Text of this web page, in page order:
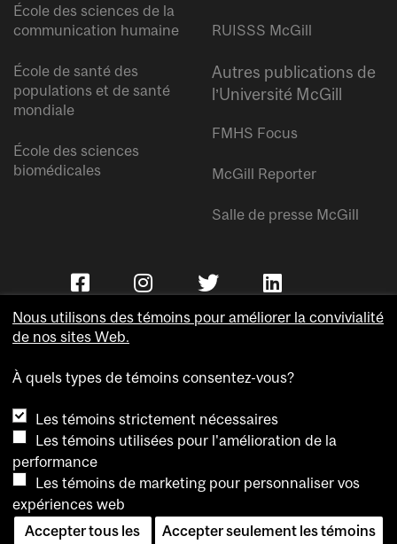
École des sciences de la
communication humaine
École de santé des
populations et de santé
mondiale
École des sciences
biomédicales
RUISSS McGill
Autres publications de
l’Université McGill
FMHS Focus
McGill Reporter
Salle de presse McGill
Accessibilité
Confidentialité
Avis sur les témoins
Nous utilisons des témoins pour améliorer la convivialité
de nos sites Web.
À quels types de témoins consentez-vous?
Les témoins strictement nécessaires
Les témoins utilisées pour l'amélioration de la
performance
Les témoins de marketing pour personnaliser vos
expériences web
Accepter tous les
Accepter seulement les témoins